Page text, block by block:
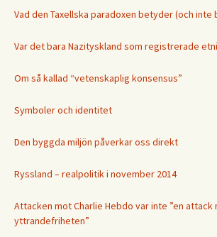
Vad den Taxellska paradoxen betyder (och inte
Var det bara Nazityskland som registrerade
Om så kallad “vetenskaplig konsensus”
Symboler och identitet
Den byggda miljön påverkar oss direkt
Ryssland – realpolitik i november 2014
Attacken mot Charlie Hebdo var inte ”en attack
yttrandefriheten”